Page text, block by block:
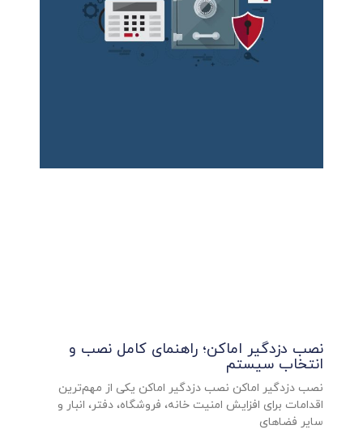
نصب دزدگیر اماکن؛ راهنمای کامل نصب و
انتخاب سیستم
نصب دزدگیر اماکن نصب دزدگیر اماکن یکی از مهم‌ترین
اقدامات برای افزایش امنیت خانه، فروشگاه، دفتر، انبار و
سایر فضاهای